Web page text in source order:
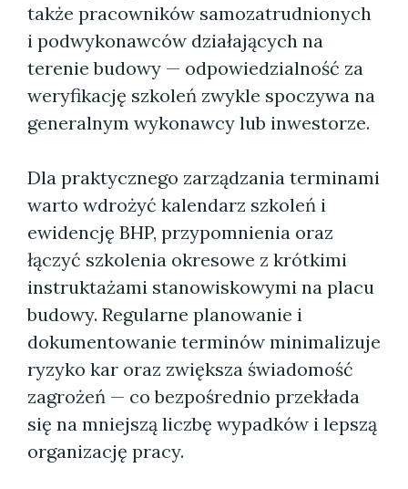
także pracowników samozatrudnionych
i podwykonawców działających na
terenie budowy — odpowiedzialność za
weryfikację szkoleń zwykle spoczywa na
generalnym wykonawcy lub inwestorze.
Dla praktycznego zarządzania terminami
warto wdrożyć kalendarz szkoleń i
ewidencję BHP, przypomnienia oraz
łączyć szkolenia okresowe z krótkimi
instruktażami stanowiskowymi na placu
budowy. Regularne planowanie i
dokumentowanie terminów minimalizuje
ryzyko kar oraz zwiększa świadomość
zagrożeń — co bezpośrednio przekłada
się na mniejszą liczbę wypadków i lepszą
organizację pracy.